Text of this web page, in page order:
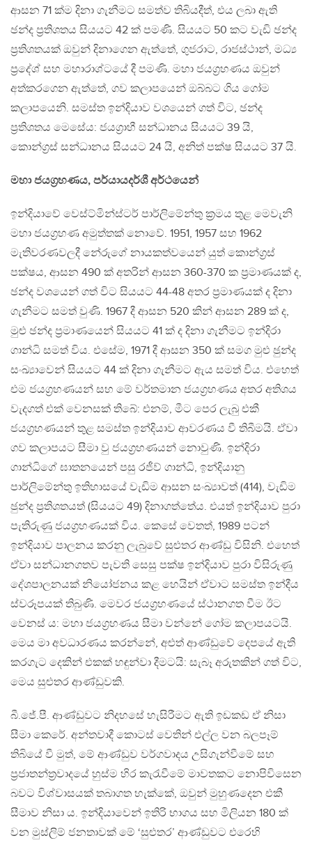
ආසන 71 ක්ම දිනා ගැනීමට සමත්ව තිබියදීත්, එය ලබා ඇති
ඡන්ද ප‍්‍රතිශතය සියයට 42 ක් පමණි. සියයට 50 කට වැඩි ඡන්ද
ප‍්‍රතිශතයක් ඔවුන් දිනාගෙන ඇත්තේ, ගුජරාට, රාජස්ථාන්, මධ්‍ය
ප‍්‍රදේශ් සහ මහාරාශ්ටයේ දී පමණි. මහා ජයග‍්‍රහණය ඔවුන්
අත්කරගෙන ඇත්තේ, ගව කලාපයෙන් ඔබ්බට ගිය ගෝම
කලාපයෙනි. සමස්ත ඉන්දියාව වශයෙන් ගත් විට, ඡන්ද
ප‍්‍රතිශතය මෙසේය: ජයග‍්‍රාහී සන්ධානය සියයට 39 යි,
කොන්ග‍්‍රස් සන්ධානය සියයට 24 යි, අනිත් පක්ෂ සියයට 37 යි.
මහා ජයග‍්‍රහණය, පර්යායදර්ශී අර්ථයෙන්
ඉන්දියාවේ වෙස්ට්මින්ස්ටර් පාර්ලිමේන්තු ක‍්‍රමය තුළ මෙවැනි
මහා ජයග‍්‍රහණ අමුත්තක් නොවේ. 1951, 1957 සහ 1962
මැතිවරණවලදී නේරුගේ නායකත්වයෙන් යුත් කොන්ග‍්‍රස්
පක්ෂය, ආසන 490 ක් අතරින් ආසන 360-370 ක ප‍්‍රමාණයක් ද,
ඡන්ද වශයෙන් ගත් විට සියයට 44-48 අතර ප‍්‍රමාණයක් ද දිනා
ගැනීමට සමත් වුණි. 1967 දී ආසන 520 කින් ආසන 289 ක් ද,
මුළු ඡන්ද ප‍්‍රමාණයෙන් සියයට 41 ක් ද දිනා ගැනීමට ඉන්දිරා
ගාන්ධි සමත් විය. එසේම, 1971 දී ආසන 350 ක් සමග මුළු ඡුන්ද
සංඛ්‍යාවෙන් සියයට 44 ක් දිනා ගැනීමට ඇය සමත් විය. එහෙත්
එම ජයග‍්‍රහණයන් සහ මේ වර්තමාන ජයග‍්‍රහණය අතර අතිශය
වැදගත් එක් වෙනසක් තිබේ: එනම්, මීට පෙර ලැබු එකී
ජයග‍්‍රහණයන් තුළ සමස්ත ඉන්දියාව ආවරණය වී තිබීමයි. ඒවා
ගව කලාපයට සීමා වු ජයග‍්‍රහණයන් නොවුණි. ඉන්දිරා
ගාන්ධිගේ ඝාතනයෙන් පසු රජීව් ගාන්ධි, ඉන්දියානු
පාර්ලිමේන්තු ඉතිහාසයේ වැඩිම ආසන සංඛ්‍යාවත් (414), වැඩිම
ඡුන්ද ප‍්‍රතිශතයත් (සියයට 49) දිනාගත්තේය. එයත් ඉන්දියාව පුරා
පැතිරුණු ජයග‍්‍රහණයක් විය. කෙසේ වෙතත්, 1989 පටන්
ඉන්දියාව පාලනය කරනු ලැබුවේ සුළුතර ආණ්ඩු විසිනි. එහෙත්
ඒවා සන්ධානගතව පැවති සෙසු පක්ෂ ඉන්දියාව පුරා විසිරුණු
දේශපාලනයක් නියෝජනය කළ හෙයින් ඒවාට සමස්ත ඉන්දීය
ස්වරූපයක් තිබුණි. මෙවර ජයග‍්‍රහණයේ ස්ථානගත වීම ඊට
වෙනස් ය: මහා ජයග‍්‍රහණය සීමා වන්නේ ගෝම කලාපයටයි.
මෙය මා අවධාරණය කරන්නේ, අළුත් ආණ්ඩුවේ දෙපයේ ඇති
කරගැට දෙකින් එකක් හඳුන්වා දීමටයි: සැබෑ අරුතකින් ගත් විට,
මෙය සුළුතර ආණ්ඩුවකි.
බී.ජේ.පී. ආණ්ඩුවට නිදහසේ හැසිරීමට ඇති ඉඩකඩ ඒ නිසා
සීමා කෙරේ. අන්තවාදී කොටස් වෙතින් එල්ල වන බලපෑම්
තිබියේ වී මුත්, මේ ආණ්ඩුව වර්ගවාදය උසිගැන්වීමේ සහ
ප‍්‍රජාතන්ත‍්‍රවාදයේ හුස්ම හිර කැරැවීමේ මාවතකට නොපිවිසෙන
බවට විශ්වාසයක් තබාගත හැක්කේ, ඔවුන් මුහුණදෙන එකී
සීමාව නිසා ය. ඉන්දියාවෙන් ඉතිරි භාගය සහ මිලියන 180 ක්
වන මුස්ලිම් ජනතාවක් මේ ‘සුළුතර’ ආණ්ඩුවට එරෙහි